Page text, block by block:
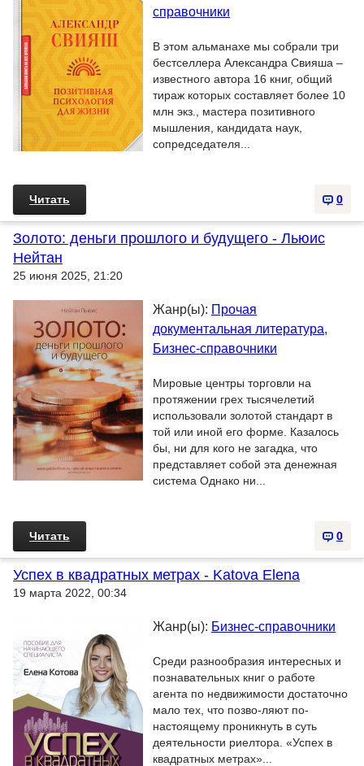
справочники
В этом альманахе мы собрали три
бестселлера Александра Свияша –
известного автора 16 книг, общий
тираж которых составляет более 10
млн экз., мастера позитивного
мышления, кандидата наук,
сопредседателя...
0
Читать
Золото: деньги прошлого и будущего - Льюис
Нейтан
25 июня 2025, 21:20
Жанр(ы): Прочая
документальная литература,
Бизнес-справочники
Мировые центры торговли на
протяжении грех тысячелетий
использовали золотой стандарт в
той или иной его форме. Казалось
бы, ни для кого не загадка, что
представляет собой эта денежная
система Однако ни...
0
Читать
Успех в квадратных метрах - Katova Elena
19 марта 2022, 00:34
Жанр(ы): Бизнес-справочники
Среди разнообразия интересных и
познавательных книг о работе
агента по недвижимости достаточно
мало тех, что позво-ляют по-
настоящему проникнуть в суть
деятельности риелтора. «Успех в
квадратных метрах»...